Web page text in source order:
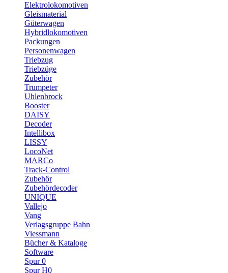
Elektrolokomotiven
Gleismaterial
Güterwagen
Hybridlokomotiven
Packungen
Personenwagen
Triebzug
Triebzüge
Zubehör
Trumpeter
Uhlenbrock
Booster
DAISY
Decoder
Intellibox
LISSY
LocoNet
MARCo
Track-Control
Zubehör
Zubehördecoder
UNIQUE
Vallejo
Vang
Verlagsgruppe Bahn
Viessmann
Bücher & Kataloge
Software
Spur 0
Spur H0